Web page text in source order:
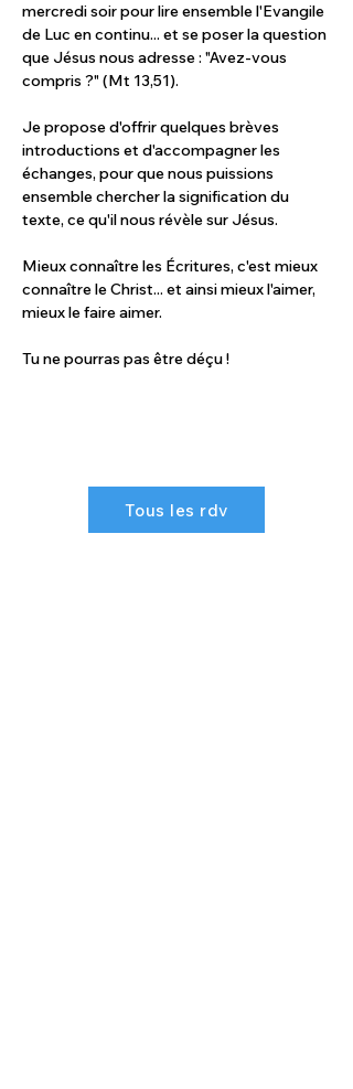
mercredi soir pour lire ensemble l'Evangile
de Luc en continu... et se poser la question
que Jésus nous adresse : "Avez-vous
compris ?" (Mt 13,51).
Je propose d'offrir quelques brèves
introductions et d'accompagner les
échanges, pour que nous puissions
ensemble chercher la signification du
texte, ce qu'il nous révèle sur Jésus.
Mieux connaître les Écritures, c'est mieux
connaître le Christ... et ainsi mieux l'aimer,
mieux le faire aimer.
Tu ne pourras pas être déçu !
Tous les rdv